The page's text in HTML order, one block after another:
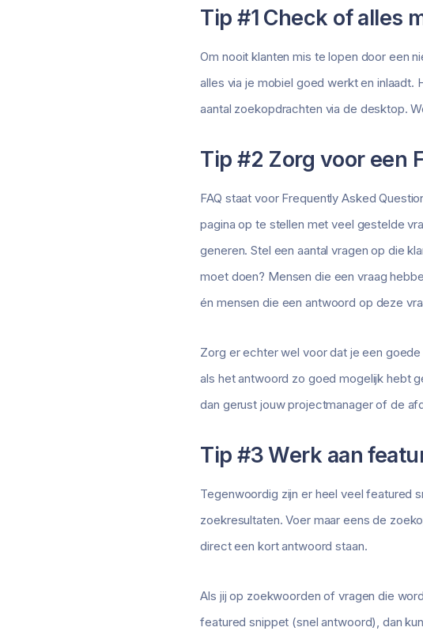
Tip #1 Check of alles
Om nooit klanten mis te lopen door een
alles via je mobiel goed werkt en inlaadt.
aantal zoekopdrachten via de desktop.
Tip #2 Zorg voor een
FAQ staat voor Frequently Asked
pagina op te stellen met veel gestelde
generen. Stel een aantal vragen op die
moet doen? Mensen die een vraag
én mensen die een antwoord op deze
Zorg er echter wel voor dat je een
als het antwoord zo goed mogelijk hebt
dan gerust jouw projectmanager of de
Tip #3 Werk aan
Tegenwoordig zijn er heel veel featured
zoekresultaten. Voer maar eens de
direct een kort antwoord staan.
Als jij op zoekwoorden of vragen die
featured snippet (snel antwoord), dan